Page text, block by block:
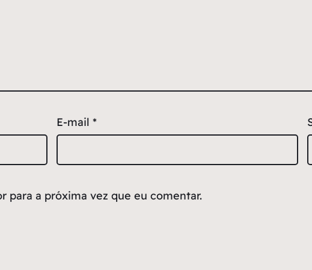
E-mail *
para a próxima vez que eu comentar.